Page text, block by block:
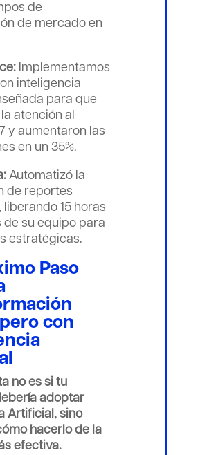
de
de mercado en
Implementamos
inteligencia
para que
atención al
y aumentaron las
en un 35%.
Automatizó la
de reportes
15 horas
de su equipo para
estratégicas.
Paso
con
no es si tu
adoptar
Artificial, sino
hacerlo de la
efectiva.